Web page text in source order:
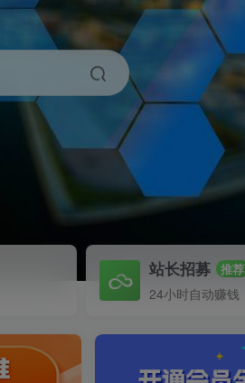
站长招募 推荐
24小时自动赚钱